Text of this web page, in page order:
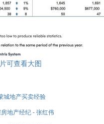
可查看大图
城地产买卖经验
地产经纪 - 张红伟